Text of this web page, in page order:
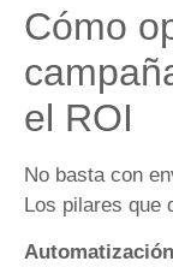
Cómo
el ROI
No basta con
Los pilares que